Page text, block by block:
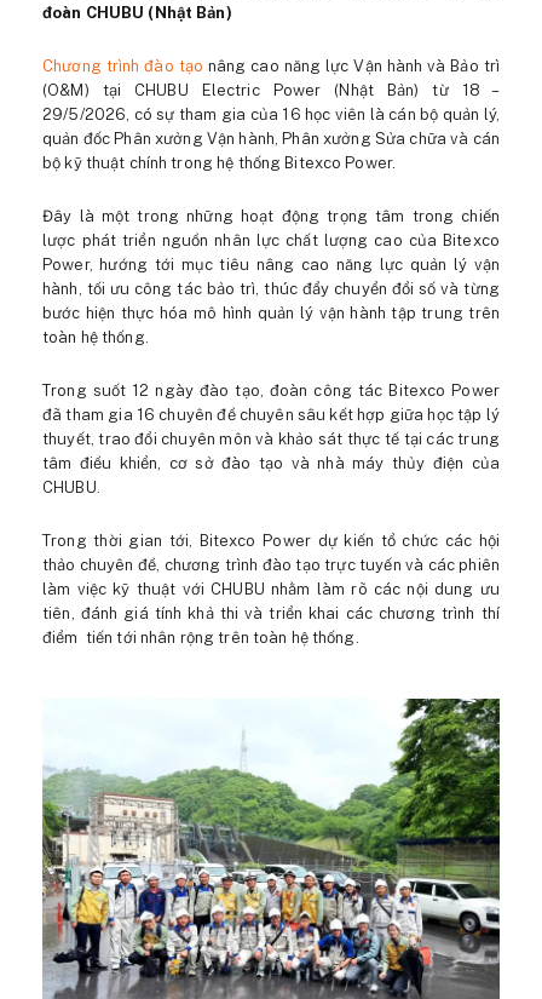
đoàn CHUBU (Nhật Bản)
Chương trình đào tạo nâng cao năng lực Vận hành và Bảo trì
(O&M) tại CHUBU Electric Power (Nhật Bản) từ 18 –
29/5/2026, có sự tham gia của 16 học viên là cán bộ quản lý,
quản đốc Phân xưởng Vận hành, Phân xưởng Sửa chữa và cán
bộ kỹ thuật chính trong hệ thống Bitexco Power.
Đây là một trong những hoạt động trọng tâm trong chiến
lược phát triển nguồn nhân lực chất lượng cao của Bitexco
Power, hướng tới mục tiêu nâng cao năng lực quản lý vận
hành, tối ưu công tác bảo trì, thúc đẩy chuyển đổi số và từng
bước hiện thực hóa mô hình quản lý vận hành tập trung trên
toàn hệ thống.
Trong suốt 12 ngày đào tạo, đoàn công tác Bitexco Power
đã tham gia 16 chuyên đề chuyên sâu kết hợp giữa học tập lý
thuyết, trao đổi chuyên môn và khảo sát thực tế tại các trung
tâm điều khiển, cơ sở đào tạo và nhà máy thủy điện của
CHUBU.
Trong thời gian tới, Bitexco Power dự kiến tổ chức các hội
thảo chuyên đề, chương trình đào tạo trực tuyến và các phiên
làm việc kỹ thuật với CHUBU nhằm làm rõ các nội dung ưu
tiên, đánh giá tính khả thi và triển khai các chương trình thí
điểm tiến tới nhân rộng trên toàn hệ thống.